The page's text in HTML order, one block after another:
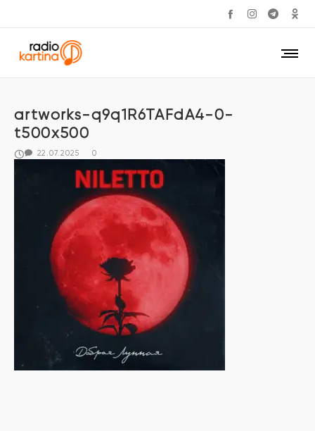
artworks-q9q1R6TAFdA4-0-
t500x500
22.07.2025 0